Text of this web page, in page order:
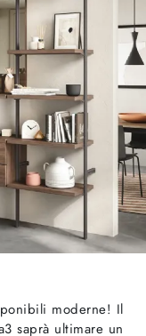
moderne! Il
saprà ultimare un